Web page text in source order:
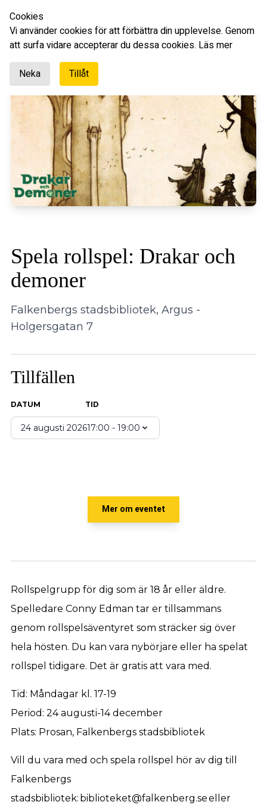
Spela rollspel: Drakar och
demoner
Falkenbergs stadsbibliotek, Argus -
Holgersgatan 7
Tillfällen
DATUM TID
24 augusti 202617:00 - 19:00
Mer om eventet
Rollspelgrupp för dig som är 18 år eller äldre.
Spelledare Conny Edman tar er tillsammans
genom rollspelsäventyret som sträcker sig över
hela hösten. Du kan vara nybörjare eller ha spelat
rollspel tidigare. Det är gratis att vara med.
Tid: Måndagar kl. 17-19
Period: 24 augusti-14 december
Plats: Prosan, Falkenbergs stadsbibliotek
Vill du vara med och spela rollspel hör av dig till
Falkenbergs
stadsbibliotek: biblioteket@falkenberg.se eller
Cookies
Vi använder cookies för att förbättra din upplevelse. Genom
att surfa vidare accepterar du dessa cookies. Läs mer
Neka
Tillåt